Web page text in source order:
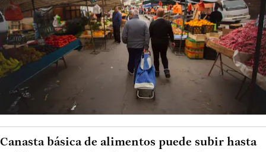
Canasta básica de alimentos puede subir hasta